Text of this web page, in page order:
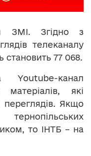
ЗМІ. Згідно з
телеканалу
становить 77 068.
канал
які
переглядів. Якщо
то ІНТБ – на